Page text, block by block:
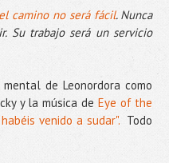
camino no será fácil. Nunca
Su trabajo será un servicio
de Leonordora como
y la música de Eye of the
venido a sudar".Todo